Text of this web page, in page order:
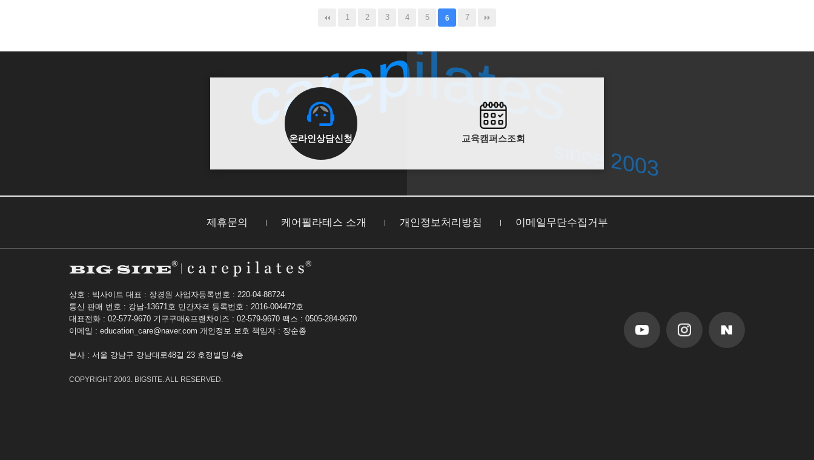
1 2 3 4 5 6 7
온라인상담신청 교육캠퍼스조회
carepilates
since 2003
carepilatessince 2003
제휴문의 케어필라테스 소개 개인정보처리방침 이메일무단수집거부
상호 : 빅사이트 대표 : 장경원 사업자등록번호 : 220-04-88724
통신 판매 번호 : 강남-13671호 민간자격 등록번호 : 2016-004472호
대표전화 : 02-577-9670 기구구매&프랜차이즈 : 02-579-9670 팩스 : 0505-284-9670
이메일 : education_care@naver.com 개인정보 보호 책임자 : 장순종
본사 : 서울 강남구 강남대로48길 23 호정빌딩 4층
COPYRIGHT 2003. BIGSITE. ALL RESERVED.